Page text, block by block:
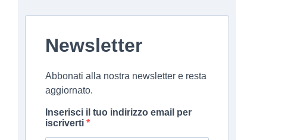
Newsletter
Abbonati alla nostra newsletter e resta
aggiornato.
Inserisci il tuo indirizzo email per
iscriverti